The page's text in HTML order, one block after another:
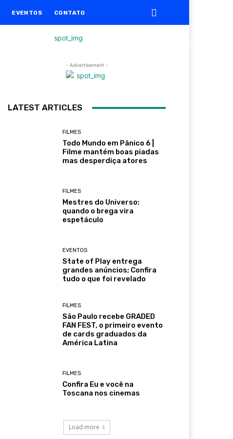
EVENTOS CONTATO
- Advertisement -
LATEST ARTICLES
FILMES
Todo Mundo em Pânico 6 |
Filme mantém boas piadas
mas desperdiça atores
FILMES
Mestres do Universo:
quando o brega vira
espetáculo
EVENTOS
State of Play entrega
grandes anúncios; Confira
tudo o que foi revelado
FILMES
São Paulo recebe GRADED
FAN FEST, o primeiro evento
de cards graduados da
América Latina
FILMES
Confira Eu e você na
Toscana nos cinemas
Load more